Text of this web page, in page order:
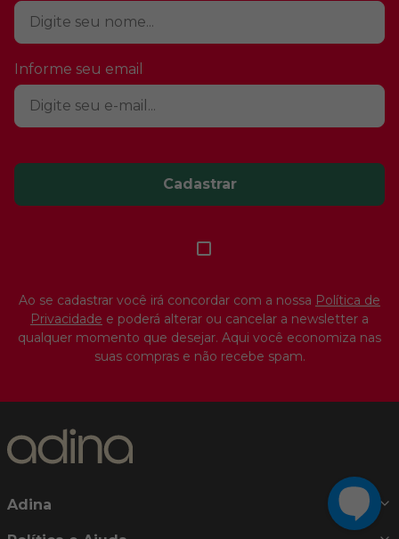
Informe seu email
Cadastrar
Ao se cadastrar você irá concordar com a nossa Política de
Privacidade e poderá alterar ou cancelar a newsletter a
qualquer momento que desejar. Aqui você economiza nas
suas compras e não recebe spam.
Adina